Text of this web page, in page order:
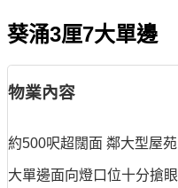
葵涌3厘7大單邊
物業內容
約500呎超闊面 鄰大型屋苑
大單邊面向燈口位十分搶眼